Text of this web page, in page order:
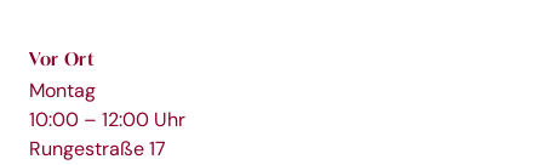
Vor Ort
Montag
10:00 – 12:00 Uhr
Rungestraße 17